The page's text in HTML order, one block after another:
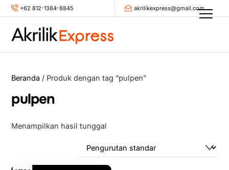
Skip
+62 812-1384-8845 akrilikexpress@gmail.com
Beranda / Produk dengan tag “pulpen”
pulpen
Menampilkan hasil tunggal